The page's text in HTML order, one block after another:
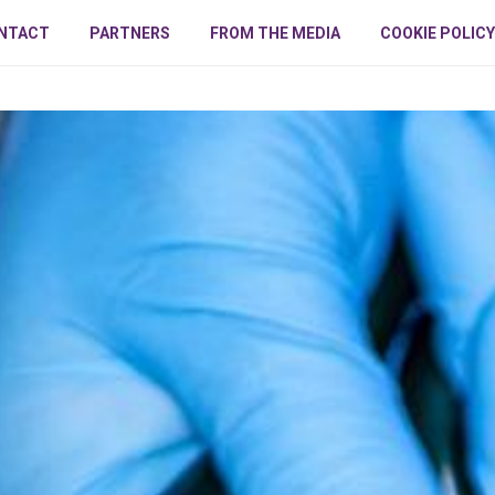
PARTNERS FROM THE MEDIA COOKIE POLICY